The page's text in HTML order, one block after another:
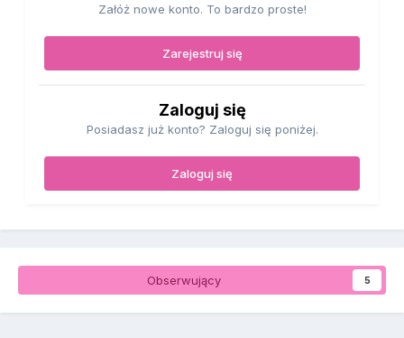
Załóż nowe konto. To bardzo proste!
Zarejestruj się
Zaloguj się
Posiadasz już konto? Zaloguj się poniżej.
Zaloguj się
Obserwujący 5